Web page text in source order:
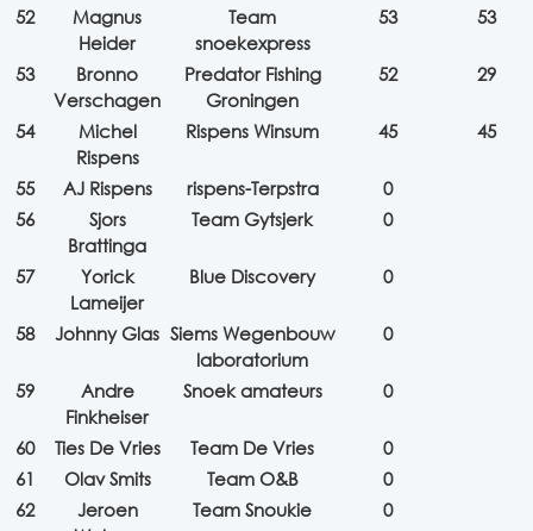
52
Magnus
Heider
Team
snoekexpress
53 53
53
Bronno
Verschagen
Predator Fishing
Groningen
52 29
54
Michel
Rispens
Rispens Winsum 45 45
55 AJ Rispens rispens-Terpstra
0
56
Sjors
Brattinga
Team Gytsjerk 0
57
Yorick
Lameijer
Blue Discovery 0
58 Johnny Glas Siems Wegenbouw
laboratorium
0
59
Andre
Finkheiser
Snoek amateurs 0
60 Ties De Vries Team De Vries
0
61
Olav Smits Team O&B
0
62
Jeroen
Team Snoukie 0